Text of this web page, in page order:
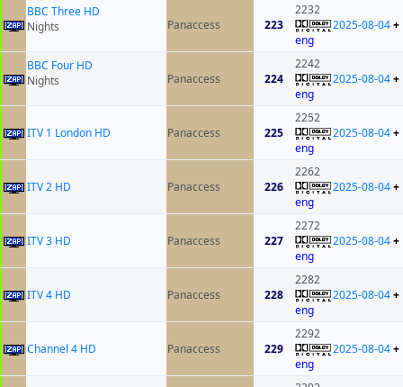
BBC Three HD
Nights
Panaccess 223
2232
eng
2025-08-04+
BBC Four HD
Nights
Panaccess 224
2242
eng
2025-08-04+
ITV 1 London HD Panaccess 225
2252
eng
2025-08-04+
ITV 2 HD Panaccess 226
2262
eng
2025-08-04+
ITV 3 HD Panaccess 227
2272
eng
2025-08-04+
ITV 4 HD Panaccess 228
2282
eng
2025-08-04+
Channel 4 HD Panaccess 229
2292
eng
2025-08-04+